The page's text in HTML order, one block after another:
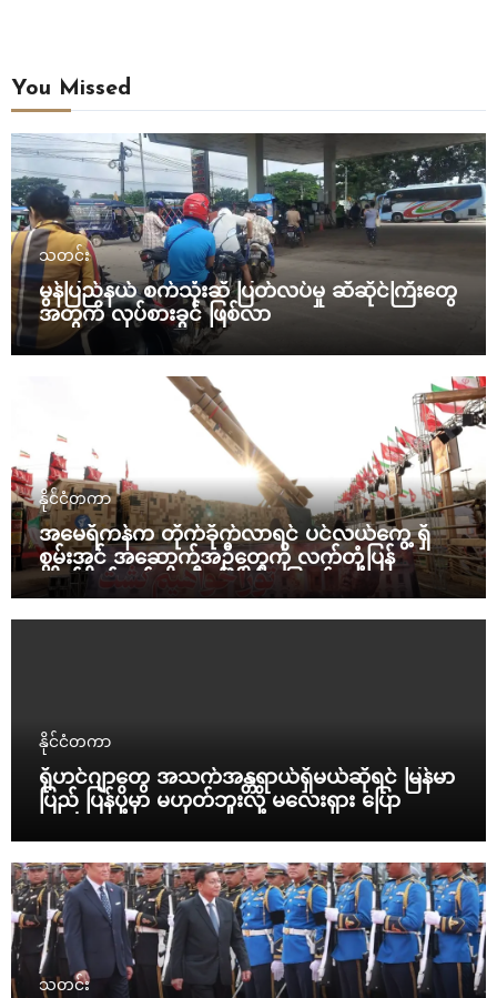
You Missed
သတင်း
မွန်ပြည်နယ် စက်သုံးဆီ ပြတ်လပ်မှု ဆီဆိုင်ကြီးတွေ
အတွက် လုပ်စားခွင် ဖြစ်လာ
နိုင်ငံတကာ
အမေရိကန်က တိုက်ခိုက်လာရင် ပင်လယ်ကွေ့ ရှိ
စွမ်းအင် အဆောက်အဦတွေကို လက်တုံ့ပြန်
တိုက်ခိုက်မယ်လို့ အီရန် ခြိမ်းခြောက်
နိုင်ငံတကာ
ရိုဟင်ဂျာတွေ အသက်အန္တရာယ်ရှိမယ်ဆိုရင် မြန်မာ
ပြည် ပြန်ပို့မှာ မဟုတ်ဘူးလို့ မလေးရှား ပြော
သတင်း